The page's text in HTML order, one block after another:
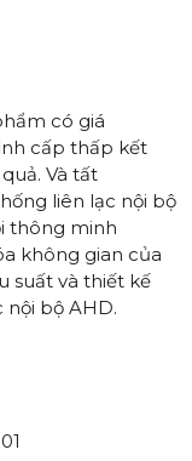
có giá
cấp thấp kết
Và tất
liên lạc nội bộ
thông minh
không gian của
suất và thiết kế
nội bộ AHD.